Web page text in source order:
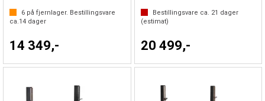
6 på fjernlager. Bestillingsvare
ca.14 dager
14 349,-
Bestillingsvare ca. 21 dager
(estimat)
20 499,-